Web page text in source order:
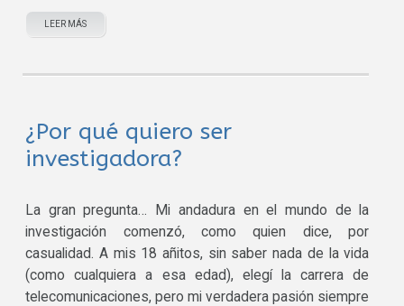
LEER MÁS
¿Por qué quiero ser
investigadora?
La gran pregunta… Mi andadura en el mundo de la
investigación comenzó, como quien dice, por
casualidad. A mis 18 añitos, sin saber nada de la vida
(como cualquiera a esa edad), elegí la carrera de
telecomunicaciones, pero mi verdadera pasión siempre